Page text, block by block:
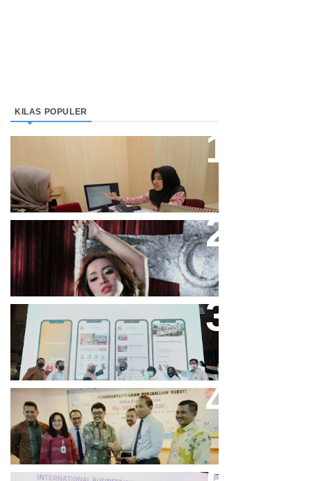
KILAS POPULER
Keuangan Syariah Di Indonesia
Meningkat
Cupi Cupita Luncurkan Single
“Yo Uwis”
Bandung Great Sale 2020 Go
Online Resmi Dimulai
Bank Bjb Fasilitasi Kredit Modal
Kerja Konstruksi PT Adhi Karya